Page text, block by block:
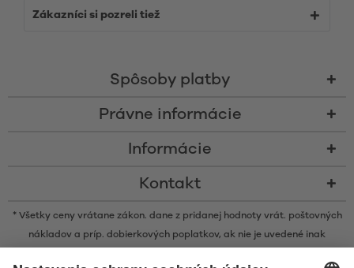
Zákazníci si pozreli tiež
Spôsoby platby
Právne informácie
Informácie
Kontakt
* Všetky ceny vrátane zákon. dane z pridanej hodnoty vrát. poštovných
nákladov a príp. dobierkových poplatkov, ak nie je uvedené inak